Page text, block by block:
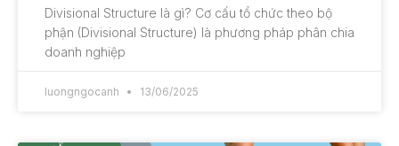
Divisional Structure là gì? Cơ cấu tổ chức theo bộ
phận (Divisional Structure) là phương pháp phân chia
doanh nghiệp
luongngocanh 13/06/2025